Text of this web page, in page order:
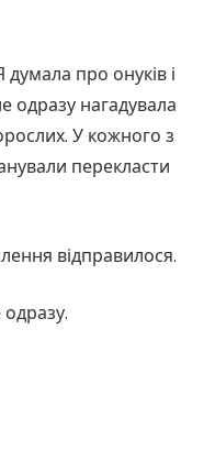
про онуків і
одразу нагадувала
У кожного з
перекласти
відправилося.